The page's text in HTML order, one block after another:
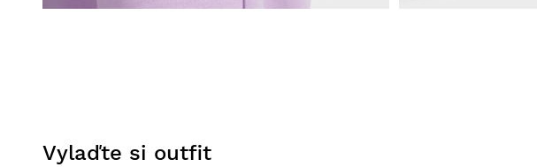
Vylaďte si outfit